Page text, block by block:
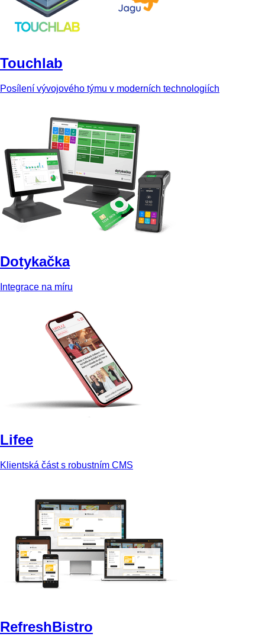
Touchlab
Posílení vývojového týmu v moderních technologiích
Dotykačka
Integrace na míru
Lifee
Klientská část s robustním CMS
RefreshBistro